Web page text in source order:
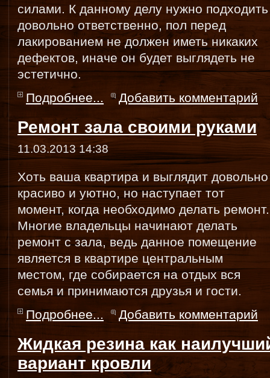
силами. К данному делу нужно подходить
довольно ответственно, пол перед
лакированием не должен иметь никаких
дефектов, иначе он будет выглядеть не
эстетично.
Подробнее...
Добавить комментарий
Ремонт зала своими руками
11.03.2013 14:38
Хоть ваша квартира и выглядит довольно
красиво и уютно, но наступает тот
момент, когда необходимо делать ремонт.
Многие владельцы начинают делать
ремонт с зала, ведь данное помещение
является в квартире центральным
местом, где собирается на отдых вся
семья и принимаются друзья и гости.
Подробнее...
Добавить комментарий
Жидкая резина как
вариант кровли